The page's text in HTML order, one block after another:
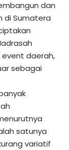
dan
di Sumatera
daerah,
sebagai
satunya
variatif